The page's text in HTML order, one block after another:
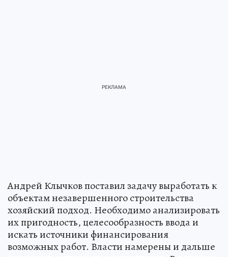
Андрей Клычков поставил задачу выработать к
объектам незавершенного строительства
хозяйский подход. Необходимо анализировать
их пригодность, целесообразность ввода и
искать источники финансирования
возможных работ. Власти намерены и дальше